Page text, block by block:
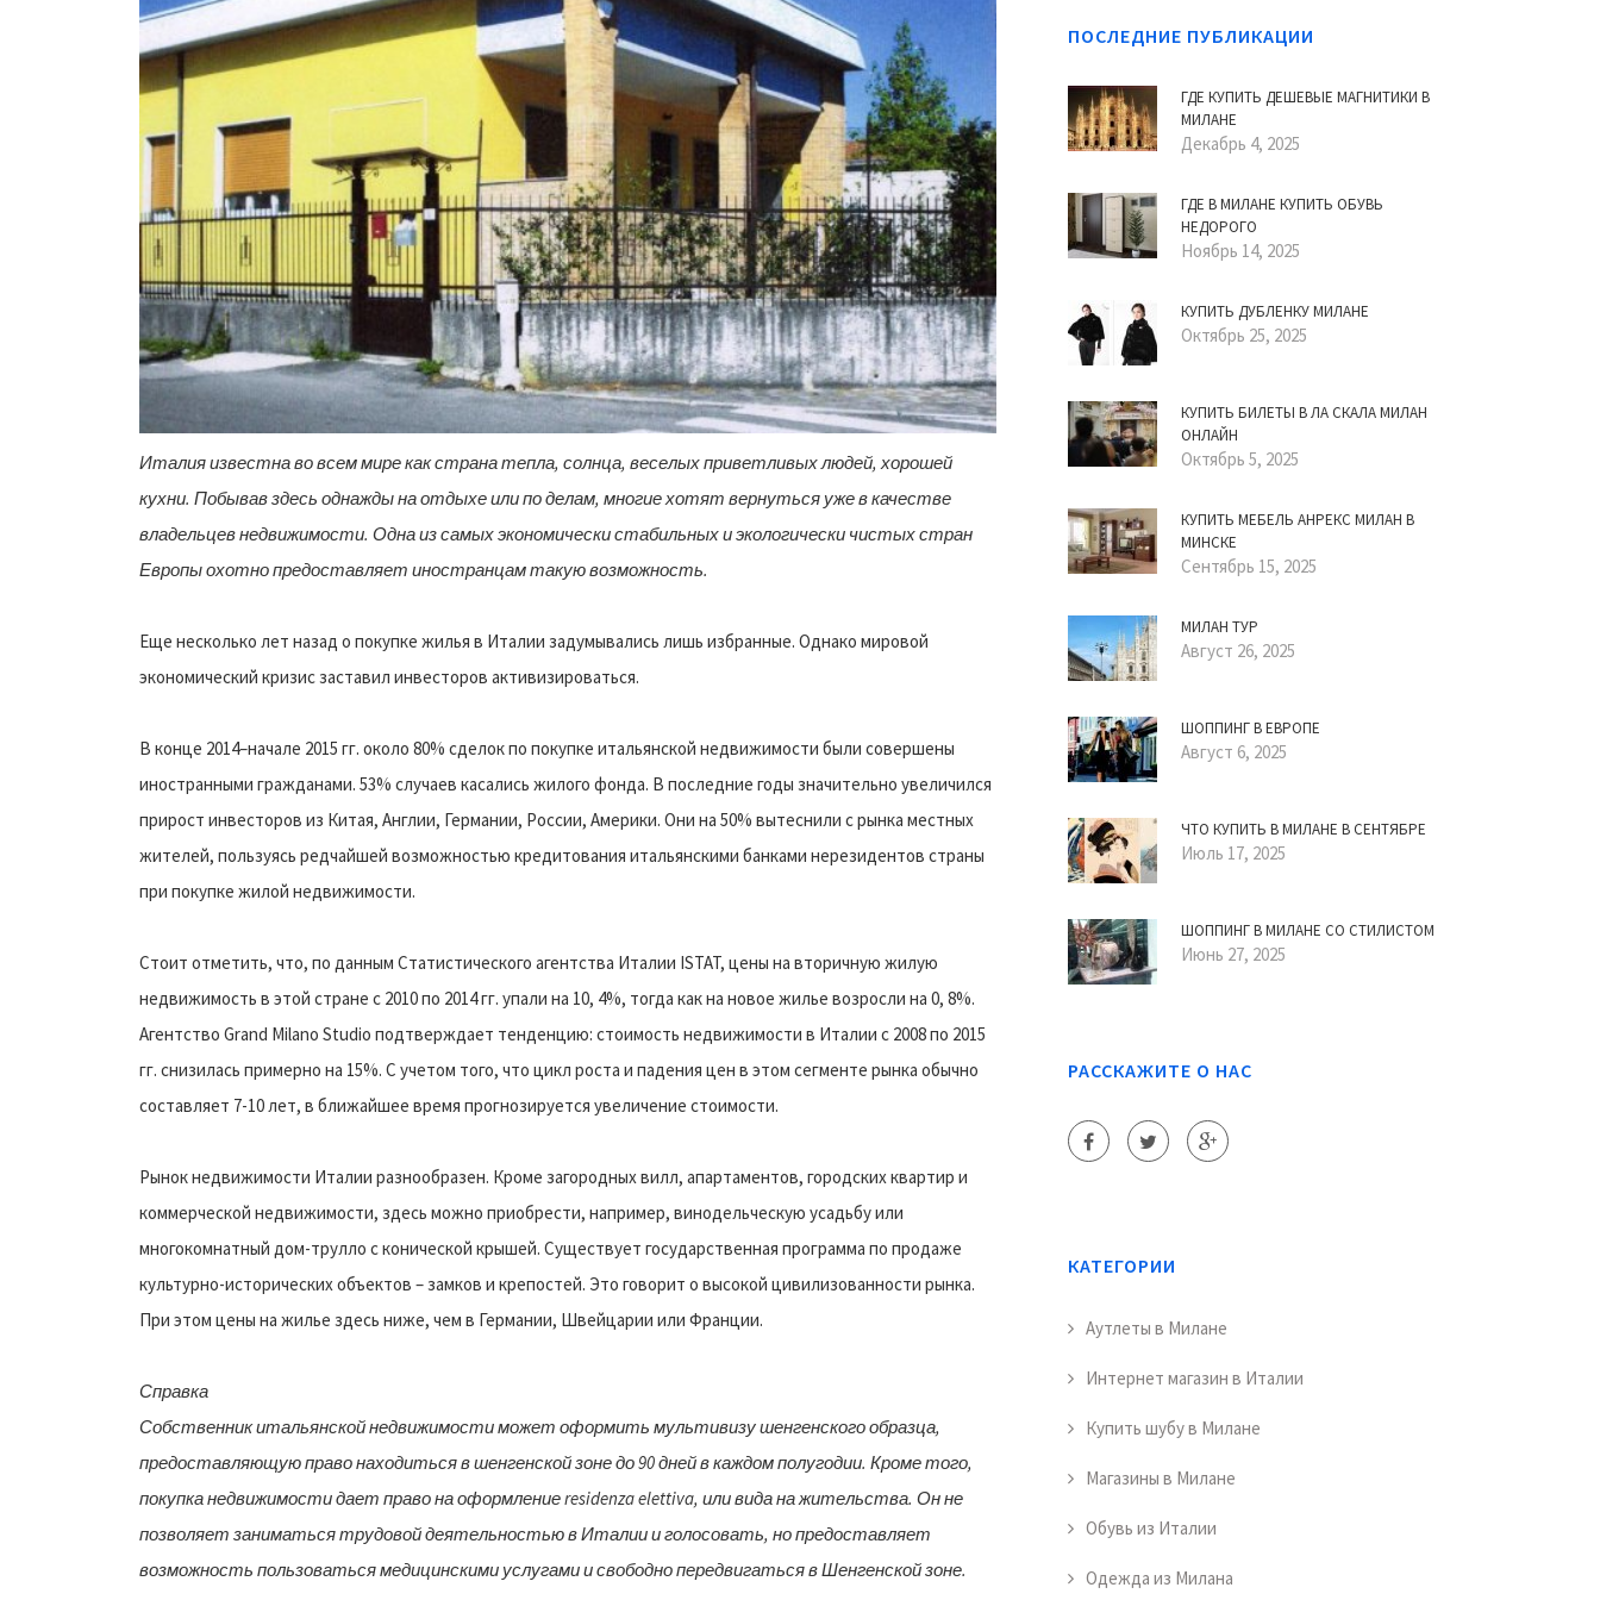
Италия известна во всем мире как страна тепла, солнца, веселых приветливых людей, хорошей
кухни. Побывав здесь однажды на отдыхе или по делам, многие хотят вернуться уже в качестве
владельцев недвижимости. Одна из самых экономически стабильных и экологически чистых стран
Европы охотно предоставляет иностранцам такую возможность.
Еще несколько лет назад о покупке жилья в Италии задумывались лишь избранные. Однако мировой
экономический кризис заставил инвесторов активизироваться.
В конце 2014–начале 2015 гг. около 80% сделок по покупке итальянской недвижимости были совершены
иностранными гражданами. 53% случаев касались жилого фонда. В последние годы значительно увеличился
прирост инвесторов из Китая, Англии, Германии, России, Америки. Они на 50% вытеснили с рынка местных
жителей, пользуясь редчайшей возможностью кредитования итальянскими банками нерезидентов страны
при покупке жилой недвижимости.
Стоит отметить, что, по данным Статистического агентства Италии ISTAT, цены на вторичную жилую
недвижимость в этой стране с 2010 по 2014 гг. упали на 10, 4%, тогда как на новое жилье возросли на 0, 8%.
Агентство Grand Milano Studio подтверждает тенденцию: стоимость недвижимости в Италии с 2008 по 2015
гг. снизилась примерно на 15%. С учетом того, что цикл роста и падения цен в этом сегменте рынка обычно
составляет 7-10 лет, в ближайшее время прогнозируется увеличение стоимости.
Рынок недвижимости Италии разнообразен. Кроме загородных вилл, апартаментов, городских квартир и
коммерческой недвижимости, здесь можно приобрести, например, винодельческую усадьбу или
многокомнатный дом-трулло с конической крышей. Существует государственная программа по продаже
культурно-исторических объектов – замков и крепостей. Это говорит о высокой цивилизованности рынка.
При этом цены на жилье здесь ниже, чем в Германии, Швейцарии или Франции.
Справка
Собственник итальянской недвижимости может оформить мультивизу шенгенского образца,
предоставляющую право находиться в шенгенской зоне до 90 дней в каждом полугодии. Кроме того,
покупка недвижимости дает право на оформление residenza elettiva, или вида на жительства. Он не
позволяет заниматься трудовой деятельностью в Италии и голосовать, но предоставляет
возможность пользоваться медицинскими услугами и свободно передвигаться в Шенгенской зоне.
ПОСЛЕДНИЕ ПУБЛИКАЦИИ
ГДЕ КУПИТЬ ДЕШЕВЫЕ МАГНИТИКИ В
МИЛАНЕ
Декабрь 4, 2025
ГДЕ В МИЛАНЕ КУПИТЬ ОБУВЬ
НЕДОРОГО
Ноябрь 14, 2025
КУПИТЬ ДУБЛЕНКУ МИЛАНЕ
Октябрь 25, 2025
КУПИТЬ БИЛЕТЫ В ЛА СКАЛА МИЛАН
ОНЛАЙН
Октябрь 5, 2025
КУПИТЬ МЕБЕЛЬ АНРЕКС МИЛАН В
МИНСКЕ
Сентябрь 15, 2025
МИЛАН ТУР
Август 26, 2025
ШОППИНГ В ЕВРОПЕ
Август 6, 2025
ЧТО КУПИТЬ В МИЛАНЕ В СЕНТЯБРЕ
Июль 17, 2025
ШОППИНГ В МИЛАНЕ СО СТИЛИСТОМ
Июнь 27, 2025
РАССКАЖИТЕ О НАС
КАТЕГОРИИ
Аутлеты в Милане
Интернет магазин в Италии
Купить шубу в Милане
Магазины в Милане
Обувь из Италии
Одежда из Милана